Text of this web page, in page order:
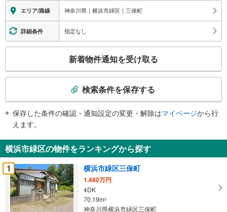
エリア/路線 神奈川県｜横浜市緑区｜三保町
詳細条件 指定なし
検
知
を
受
け
取
る
・
新着物件通知を受け取る
検索条件を保存する
保存した条件の確認・通知設定の変更・解除はマイページから行
えます。
横浜市緑区の物件をランキングから探す
1
横浜市緑区三保町
1,480万円
4DK
70.19m2
神奈川県横浜市緑区三保町